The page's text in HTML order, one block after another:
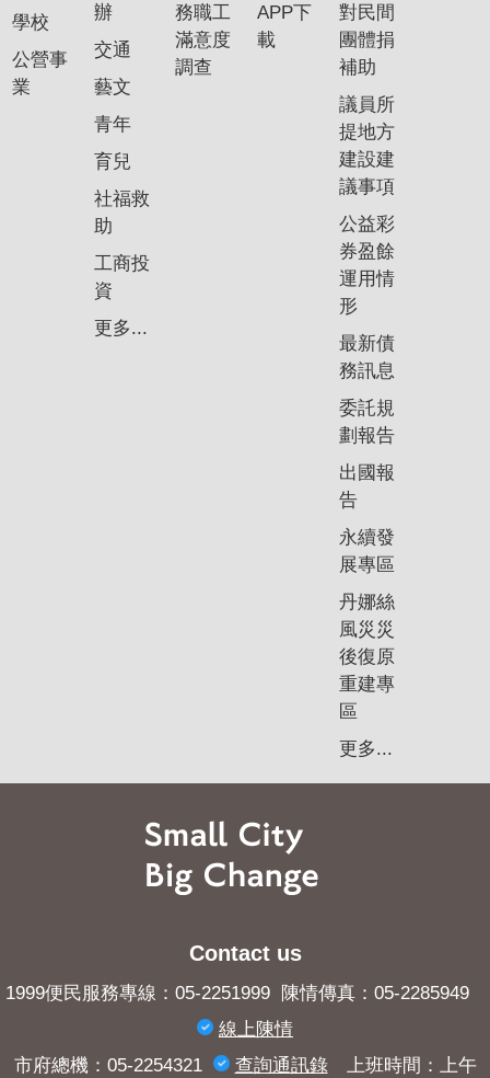
學校
公營事
業
辦
交通
藝文
青年
育兒
社福救
助
工商投
資
更多...
務職工
滿意度
調查
APP下
載
對民間
團體捐
補助
議員所
提地方
建設建
議事項
公益彩
券盈餘
運用情
形
最新債
務訊息
委託規
劃報告
出國報
告
永續發
展專區
丹娜絲
風災災
後復原
重建專
區
更多...
Contact us
1999便民服務專線：05-2251999 陳情傳真：05-2285949
線上陳情
市府總機：05-2254321
查詢​通訊錄上班時間：上午